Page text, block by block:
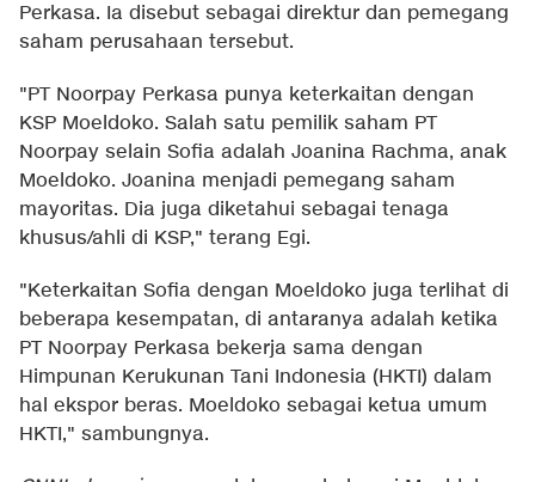
Perkasa. Ia disebut sebagai direktur dan pemegang
saham perusahaan tersebut.
"PT Noorpay Perkasa punya keterkaitan dengan
KSP Moeldoko. Salah satu pemilik saham PT
Noorpay selain Sofia adalah Joanina Rachma, anak
Moeldoko. Joanina menjadi pemegang saham
mayoritas. Dia juga diketahui sebagai tenaga
khusus/ahli di KSP," terang Egi.
"Keterkaitan Sofia dengan Moeldoko juga terlihat di
beberapa kesempatan, di antaranya adalah ketika
PT Noorpay Perkasa bekerja sama dengan
Himpunan Kerukunan Tani Indonesia (HKTI) dalam
hal ekspor beras. Moeldoko sebagai ketua umum
HKTI," sambungnya.